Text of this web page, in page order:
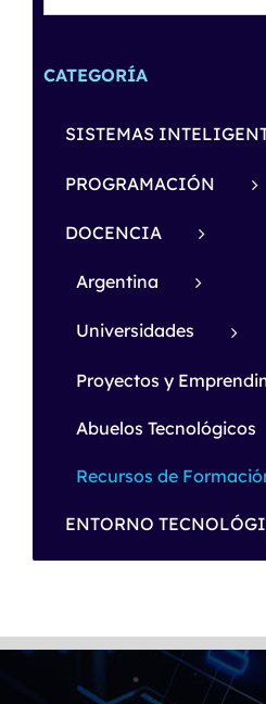
CATEGORÍA
SISTEMAS
PROGRAMACIÓN
DOCENCIA
Argentina
Universidades
Proyectos y
Abuelos Tecnológicos
Recursos de
ENTORNO